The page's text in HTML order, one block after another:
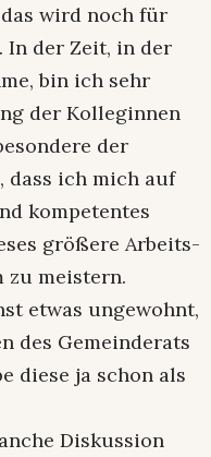
wird noch für
In der Zeit, in der
bin ich sehr
der Kolleginnen
der
dass ich mich auf
kompetentes
größere Arbeits-
zu meistern.
etwas ungewohnt,
des Gemeinderats
diese ja schon als
Diskussion